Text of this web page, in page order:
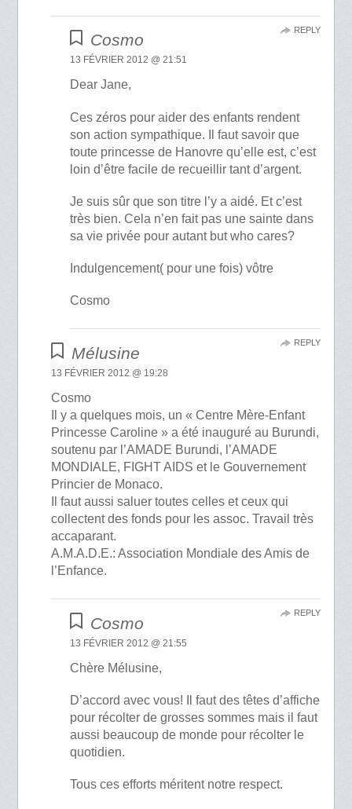
Cosmo
13 FÉVRIER 2012 @ 21:51
Dear Jane,
Ces zéros pour aider des enfants rendent
son action sympathique. Il faut savoir que
toute princesse de Hanovre qu’elle est, c’est
loin d’être facile de recueillir tant d’argent.
Je suis sûr que son titre l’y a aidé. Et c’est
très bien. Cela n’en fait pas une sainte dans
sa vie privée pour autant but who cares?
Indulgencement( pour une fois) vôtre
Cosmo
REPLY
Mélusine
13 FÉVRIER 2012 @ 19:28
Cosmo
Il y a quelques mois, un « Centre Mère-Enfant
Princesse Caroline » a été inauguré au Burundi,
soutenu par l’AMADE Burundi, l’AMADE
MONDIALE, FIGHT AIDS et le Gouvernement
Princier de Monaco.
Il faut aussi saluer toutes celles et ceux qui
collectent des fonds pour les assoc. Travail très
accaparant.
A.M.A.D.E.: Association Mondiale des Amis de
l’Enfance.
REPLY
Cosmo
13 FÉVRIER 2012 @ 21:55
Chère Mélusine,
D’accord avec vous! Il faut des têtes d’affiche
pour récolter de grosses sommes mais il faut
aussi beaucoup de monde pour récolter le
quotidien.
Tous ces efforts méritent notre respect.
REPLY